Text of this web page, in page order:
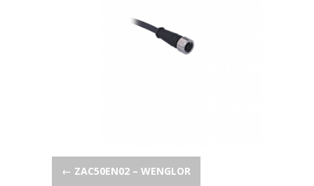
POST NAVIGATION
← ZAC50EN02 – WENGLOR